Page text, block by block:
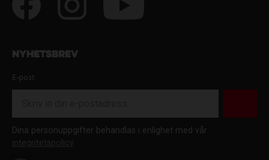
Nyhetsbrev
E-post
Dina personuppgifter behandlas i enlighet med vår
integritetspolicy.